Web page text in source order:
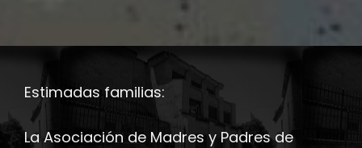
Estimadas familias:
La Asociación de Madres y Padres de